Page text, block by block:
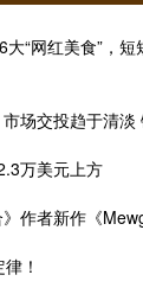
“网红美食”，
场交投趋于清淡
万美元上方
作者新作《
！